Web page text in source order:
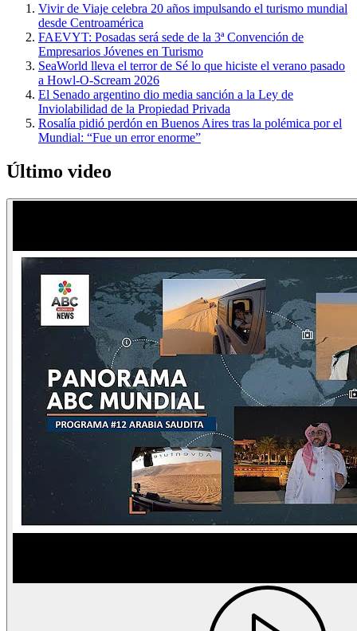
Vivir de Viaje celebra 20 años impulsando el turismo mundial
desde Centroamérica
FAEVYT: Posadas será sede de la 3ª Convención de
Empresarios Jóvenes en Turismo
SeaWorld lleva el terror de Sé lo que hiciste el verano pasado
a Howl-O-Scream 2026
El Senado argentino dio media sanción a la Ley de
Inviolabilidad de la Propiedad Privada
Rosalía pidió perdón en Buenos Aires tras la polémica por el
Mundial: “Fue un error enorme”
Último video